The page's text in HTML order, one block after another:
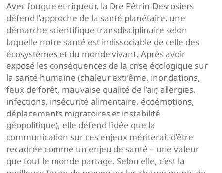
Avec fougue et rigueur, la Dre Pétrin-Desrosiers
défend l’approche de la santé planétaire, une
démarche scientifique transdisciplinaire selon
laquelle notre santé est indissociable de celle des
écosystèmes et du monde vivant. Après avoir
exposé les conséquences de la crise écologique sur
la santé humaine (chaleur extrême, inondations,
feux de forêt, mauvaise qualité de l’air, allergies,
infections, insécurité alimentaire, écoémotions,
déplacements migratoires et instabilité
géopolitique), elle défend l’idée que la
communication sur ces enjeux mériterait d’être
recadrée comme un enjeu de santé – une valeur
que tout le monde partage. Selon elle, c’est la